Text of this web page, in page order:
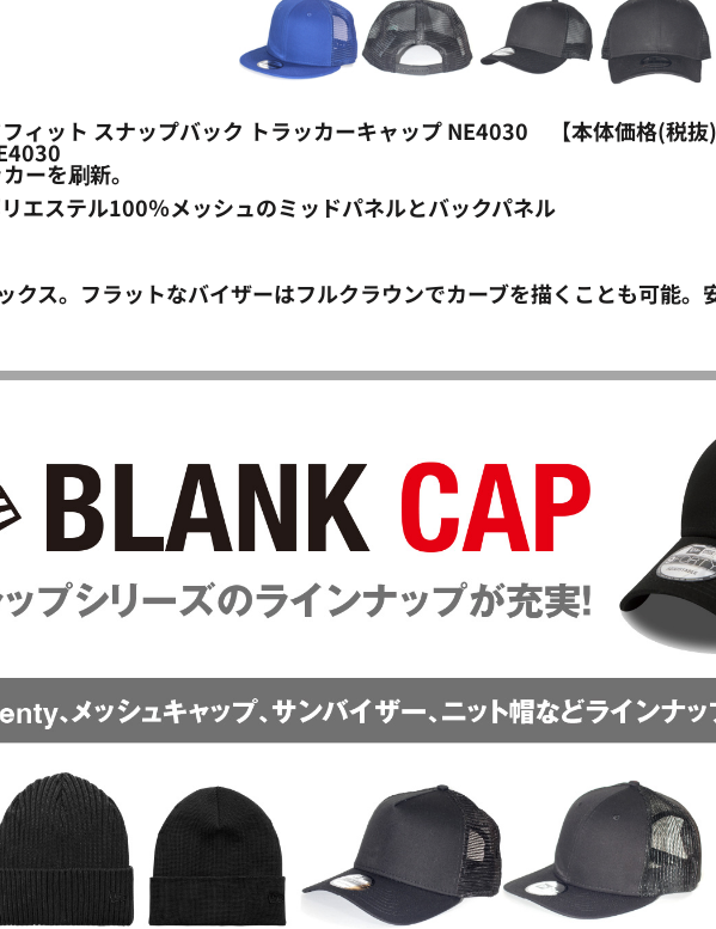
ィット スナップバック トラッカーキャップ NE4030 【本体価格(税抜
ーを刷新。
エステル100％メッシュのミッドパネルとバックパネル
ス。フラットなバイザーはフルクラウンでカーブを描くことも可能。